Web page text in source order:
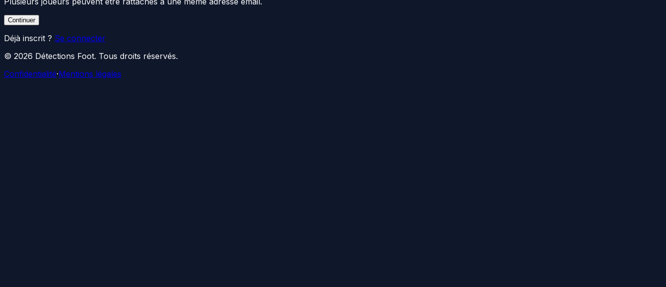
Continuer
Déjà inscrit ? Se connecter
© 2026 Détections Foot. Tous droits réservés.
Confidentialité·Mentions légales